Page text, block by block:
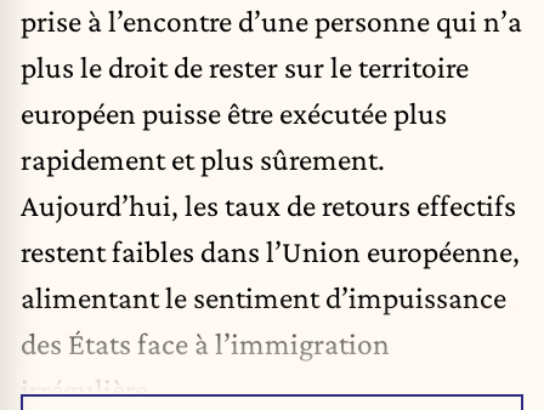
prise à l’encontre d’une personne qui n’a
plus le droit de rester sur le territoire
européen puisse être exécutée plus
rapidement et plus sûrement.
Aujourd’hui, les taux de retours effectifs
restent faibles dans l’Union européenne,
alimentant le sentiment d’impuissance
des États face à l’immigration
irrégulière.